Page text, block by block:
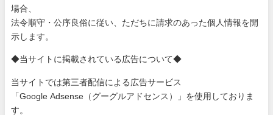
場合、
法令順守・公序良俗に従い、ただちに請求のあった個人情報を開
示 します。
◆当サイトに掲載されている広告について◆
当サイトでは第三者配信による広告サービス
「Google Adsense（グーグルアドセンス）」を使用しておりま
す。